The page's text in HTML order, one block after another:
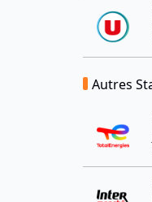
Autres